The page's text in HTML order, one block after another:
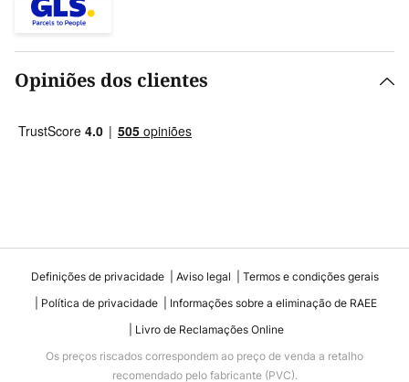
Opiniões dos clientes
Definições de privacidade Aviso legal
Termos e condições gerais
Política de privacidade
Informações sobre a eliminação de RAEE
Livro de Reclamações Online
Os preços riscados correspondem ao preço de venda a retalho
recomendado pelo fabricante (PVC).